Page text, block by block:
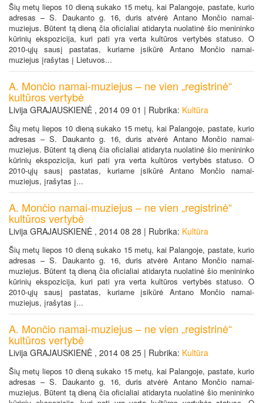
Šių metų liepos 10 dieną sukako 15 metų, kai Palangoje, pastate, kurio
adresas – S. Daukanto g. 16, duris atvėrė Antano Mončio namai-
muziejus. Būtent tą dieną čia oficialiai atidaryta nuolatinė šio menininko
kūrinių ekspozicija, kuri pati yra verta kultūros vertybės statuso. O
2010-ųjų sausį pastatas, kuriame įsikūrė Antano Mončio namai-
muziejus įrašytas į Lietuvos...
A. Mončio namai-muziejus – ne vien „registrinė“
kultūros vertybė
Livija GRAJAUSKIENĖ , 2014 09 01 | Rubrika: Kultūra
Šių metų liepos 10 dieną sukako 15 metų, kai Palangoje, pastate, kurio
adresas – S. Daukanto g. 16, duris atvėrė Antano Mončio namai-
muziejus. Būtent tą dieną čia oficialiai atidaryta nuolatinė šio menininko
kūrinių ekspozicija, kuri pati yra verta kultūros vertybės statuso. O
2010-ųjų sausį pastatas, kuriame įsikūrė Antano Mončio namai-
muziejus, įrašytas į...
A. Mončio namai-muziejus – ne vien „registrinė“
kultūros vertybė
Livija GRAJAUSKIENĖ , 2014 08 28 | Rubrika: Kultūra
Šių metų liepos 10 dieną sukako 15 metų, kai Palangoje, pastate, kurio
adresas – S. Daukanto g. 16, duris atvėrė Antano Mončio namai-
muziejus. Būtent tą dieną čia oficialiai atidaryta nuolatinė šio menininko
kūrinių ekspozicija, kuri pati yra verta kultūros vertybės statuso. O
2010-ųjų sausį pastatas, kuriame įsikūrė Antano Mončio namai-
muziejus, įrašytas į...
A. Mončio namai-muziejus – ne vien „registrinė“
kultūros vertybė
Livija GRAJAUSKIENĖ , 2014 08 25 | Rubrika: Kultūra
Šių metų liepos 10 dieną sukako 15 metų, kai Palangoje, pastate, kurio
adresas – S. Daukanto g. 16, duris atvėrė Antano Mončio namai-
muziejus. Būtent tą dieną čia oficialiai atidaryta nuolatinė šio menininko